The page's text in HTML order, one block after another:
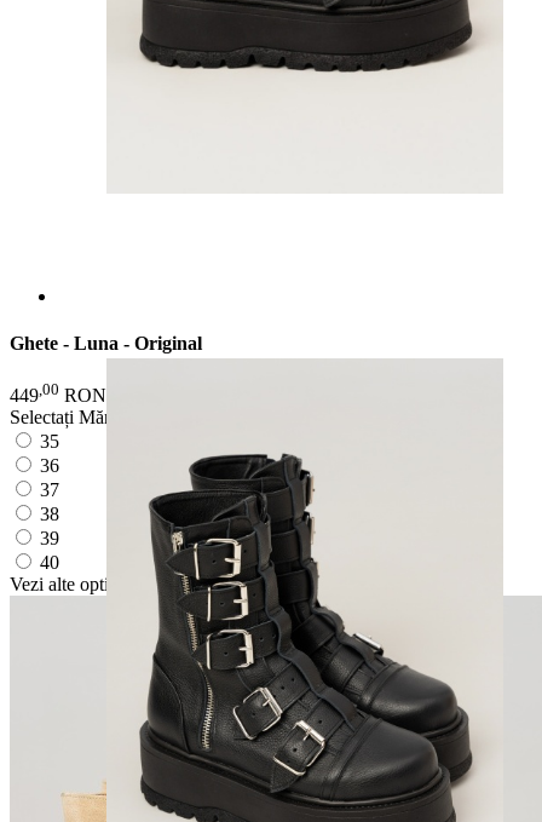
Ghete - Luna - Original
449 ,00 RON
Selectați Mărimea:
35
36
37
38
39
40
Vezi alte optiuni